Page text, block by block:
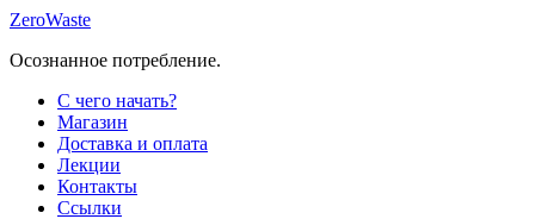
Skip
content
ZeroWaste
Осознанное потребление.
С чего начать?
Магазин
Доставка и оплата
Лекции
Контакты
Ссылки